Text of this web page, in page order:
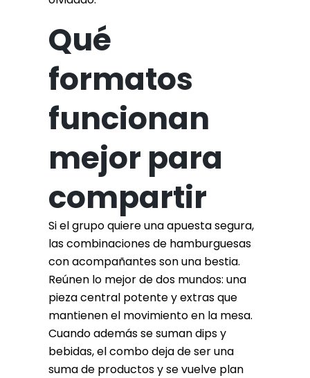
Qué
formatos
funcionan
mejor para
compartir
Si el grupo quiere una apuesta segura,
las combinaciones de hamburguesas
con acompañantes son una bestia.
Reúnen lo mejor de dos mundos: una
pieza central potente y extras que
mantienen el movimiento en la mesa.
Cuando además se suman dips y
bebidas, el combo deja de ser una
suma de productos y se vuelve plan